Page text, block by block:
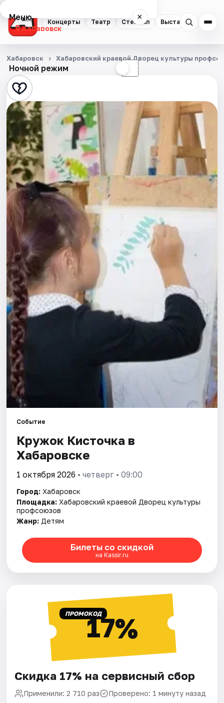
Концерты Театр Стендап Выставки
Меню ×
Хабаровск
Концерты
Театр
Стендап
Выставки
Экскурсии
Спорт
События
Города
Площадки
Артисты
Рейтинги
Ночной режим ☾
Хабаровск Хабаровский краевой Дворец культуры
Событие
Кружок Кисточка в
Хабаровске
1 октября 2026 • четверг • 09:00
Город: Хабаровск
Площадка: Хабаровский краевой Дворец культуры
профсоюзов
Жанр: Детям
Билеты со скидкой
на Kassir.ru
ПРОМОКОД17%
Скидка 17% на сервисный сбор
Применили: 2 710 раз Проверено: 1 минуту назад